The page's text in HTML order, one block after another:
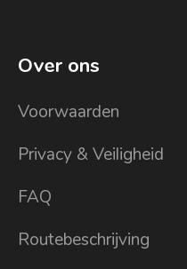
Over ons
Voorwaarden
Privacy & Veiligheid
FAQ
Routebeschrijving